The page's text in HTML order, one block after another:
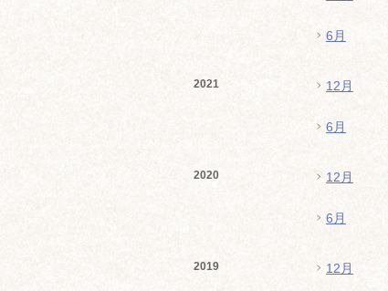
6月
2021 12月
6月
2020 12月
6月
2019 12月